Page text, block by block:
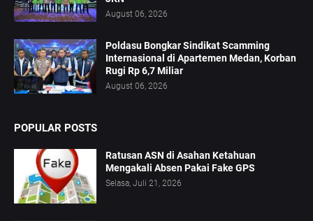
August 06, 2026
Poldasu Bongkar Sindikat Scamming
Internasional di Apartemen Medan, Korban
Rugi Rp 6,7 Miliar
August 06, 2026
POPULAR POSTS
Ratusan ASN di Asahan Ketahuan
Mengakali Absen Pakai Fake GPS
Selasa, Juli 21, 2026